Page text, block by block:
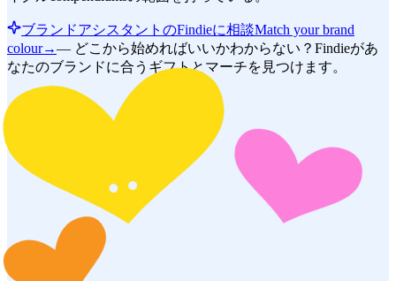
ブランドアシスタントのFindieに相談Match your brand
colour→— どこから始めればいいかわからない？Findieがあ
なたのブランドに合うギフトとマーチを見つけます。